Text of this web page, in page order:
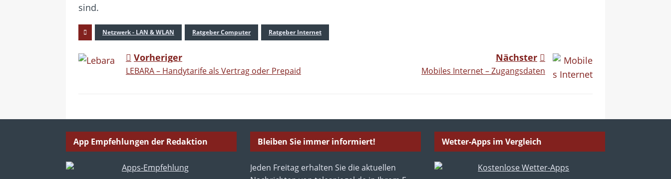
sind.
Netzwerk - LAN & WLAN Ratgeber Computer Ratgeber Internet
Vorheriger
LEBARA – Handytarife als Vertrag oder Prepaid
Nächster
Mobiles Internet – Zugangsdaten
App Empfehlungen der Redaktion Bleiben Sie immer informiert!
Jeden Freitag erhalten Sie die aktuellen
Wetter-Apps im Vergleich